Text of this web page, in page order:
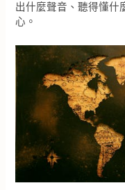
出什麼聲音、聽得懂什
心。